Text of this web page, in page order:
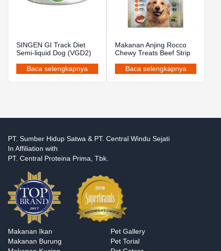
SINGEN GI Track Diet
Semi-liquid Dog (VGD2)
Baca selengkapnya
Makanan Anjing Rocco
Chewy Treats Beef Strip
Baca selengkapnya
PT. Sumber Hidup Satwa & PT. Central Windu Sejati
In Affiliation with
PT. Central Proteina Prima, Tbk.
Makanan Ikan
Makanan Burung
Pet Gallery
Pet Torial